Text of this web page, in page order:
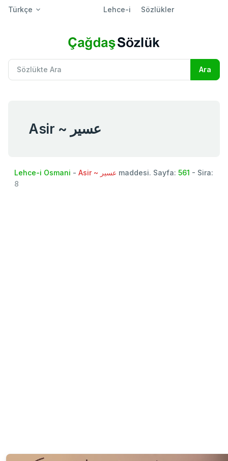
Türkçe Lehce-i Sözlükler
Asir ~ عسير
Lehce-i Osmani - Asir ~ عسير maddesi. Sayfa: 561 - Sira:
8